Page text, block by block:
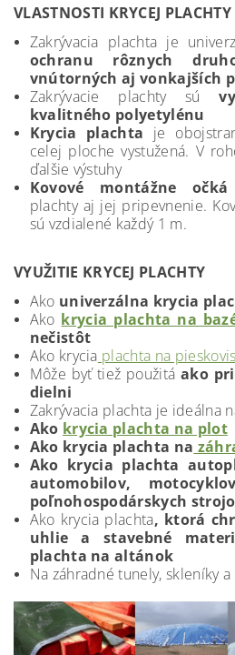
VLASTNOSTI KRYCEJ PLACHTY
Zakrývacia plachta je
ochranu rôznych
vnútorných aj vonkajších
Zakrývacie plachty sú
kvalitného polyetylénu
Krycia plachta je
celej ploche vystužená. V
ďalšie výstuhy
Kovové montážne očká
plachty aj jej pripevnenie.
sú vzdialené každý 1 m.
VYUŽITIE KRYCEJ PLACHTY
Ako univerzálna krycia
Ako krycia plachta na
nečistôt
Ako krycia plachta na
Môže byť tiež použitá ako
dielni
Zakrývacia plachta je ideálna
Ako krycia plachta na plot
Ako krycia plachta na
Ako krycia plachta
automobilov,
poľnohospodárskych
Ako krycia plachta, ktorá
uhlie a stavebné
plachta na altánok
Na záhradné tunely, skleníky a